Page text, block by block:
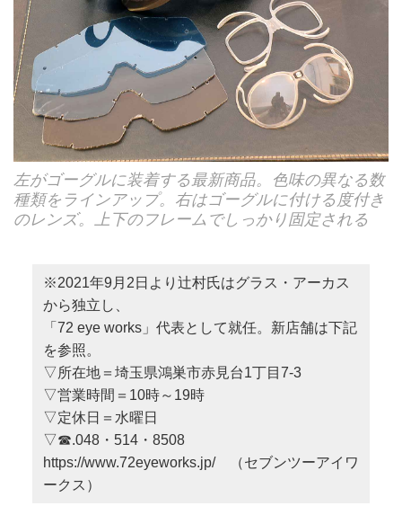
左がゴーグルに装着する最新商品。色味の異なる数
種類をラインアップ。右はゴーグルに付ける度付き
のレンズ。上下のフレームでしっかり固定される
※2021年9月2日より辻村氏はグラス・アーカス
から独立し、
「72 eye works」代表として就任。新店舗は下記
を参照。
▽所在地＝埼玉県鴻巣市赤見台1丁目7-3
▽営業時間＝10時～19時
▽定休日＝水曜日
▽☎.048・514・8508
https://www.72eyeworks.jp/（セブンツーアイワ
ークス）